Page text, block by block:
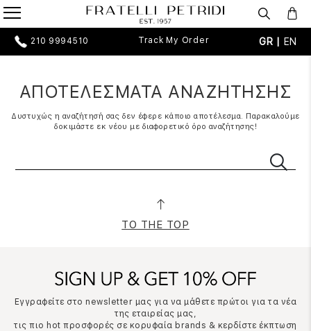
210 9994510 Track My Order GR | EN
ΑΠΟΤΕΛΕΣΜΑΤΑ ΑΝΑΖΗΤΗΣΗΣ
Δυστυχώς η αναζήτησή σας δεν έφερε κάποιο αποτέλεσμα. Παρακαλούμε
δοκιμάστε εκ νέου με διαφορετικό όρο αναζήτησης!
TO THE TOP
Εγγραφείτε στο newsletter μας για να μάθετε πρώτοι για τα νέα
της εταιρείας μας,
τις πιο hot προσφορές σε κορυφαία brands & κερδίστε έκπτωση